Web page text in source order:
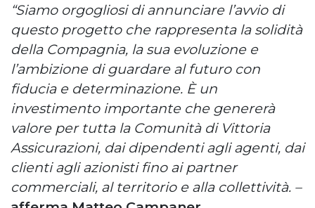
“Siamo orgogliosi di annunciare l’avvio di
questo progetto che rappresenta la solidità
della Compagnia, la sua evoluzione e
l’ambizione di guardare al futuro con
fiducia e determinazione. È un
investimento importante che genererà
valore per tutta la Comunità di Vittoria
Assicurazioni, dai dipendenti agli agenti, dai
clienti agli azionisti fino ai partner
commerciali, al territorio e alla collettività. –